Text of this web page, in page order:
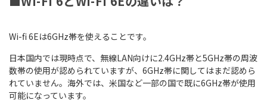
Wi-fi 6Eは6GHz帯を使えることです。
日本国内では現時点で、無線LAN向けに2.4GHz帯と5GHz帯の周波
数帯の使用が認められていますが、6GHz帯に関してはまだ認めら
れていません。海外では、米国など一部の国で既に6GHz帯が使用
可能になっています。